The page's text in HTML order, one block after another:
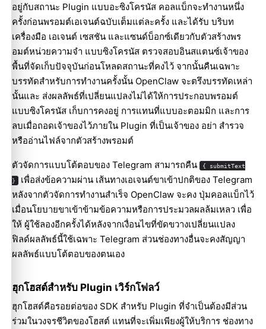
อยู่กับสถานะ Plugin แบบอะซิงโครนัส คอลแบ็กจะทำงานหนึ่ง
ครั้งก่อนพรอมต์เอเจนต์ฉบับเต็มแต่ละครั้ง และได้รับ บริบท
เครื่องมือ เอเจนต์ เซสชัน และแซนด์บ็อกซ์เดียวกับตัวสร้างพร
อมต์หน่วยความจำ แบบซิงโครนัส ตรวจสอบอินสแตนซ์เจ้าของ
พื้นที่จัดเก็บปัจจุบันก่อนโหลดสถานะที่คงไว้ จากนั้นคืนเฉพาะ
บรรทัดสำหรับการทำงานครั้งนั้น OpenClaw จะตรึงบรรทัดเหล่า
นั้นและ ส่งผลลัพธ์ที่เปลี่ยนแปลงไม่ได้ให้การประกอบพรอมต์
แบบซิงโครนัส เก็บการคงอยู่ การแทนที่แบบอะตอมมิก และการ
ลบเมื่อถอดเจ้าของไว้ภายใน Plugin ที่เป็นเจ้าของ อย่า สำรวจ
หรืออ่านไฟล์จากตัวสร้างพรอมต์
ตัวจัดการแบบโต้ตอบของ Telegram สามารถคืน { submitText
} เพื่อส่งข้อความผ่าน เส้นทางเอเจนต์ขาเข้าปกติของ Telegram
หลังจากตัวจัดการทำงานสำเร็จ OpenClaw จะคง ปุ่มคอลแบ็กไว้
เมื่อนโยบายขาเข้าข้ามข้อความหรือการประมวลผลล้มเหลว เพื่อ
ให้ ผู้ใช้ลองอีกครั้งได้หลังจากเงื่อนไขที่ขัดขวางเปลี่ยนแปลง
ฟิลด์ผลลัพธ์นี้ใช้เฉพาะ Telegram ส่วนช่องทางอื่นจะคงสัญญา
ผลลัพธ์แบบโต้ตอบของตนเอง
ฮุกโฮสต์สำหรับ Plugin เวิร์กโฟลว์
ฮุกโฮสต์คือรอยต่อของ SDK สำหรับ Plugin ที่จำเป็นต้องมีส่วน
ร่วมในวงจรชีวิตของโฮสต์ แทนที่จะเพิ่มเพียงผู้ให้บริการ ช่องทาง